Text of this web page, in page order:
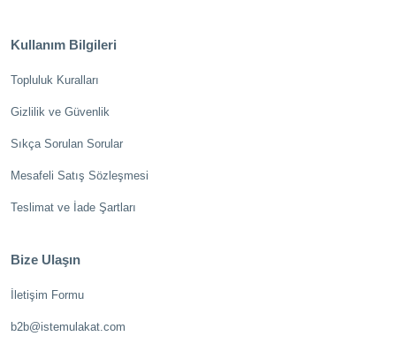
Kullanım Bilgileri
Topluluk Kuralları
Gizlilik ve Güvenlik
Sıkça Sorulan Sorular
Mesafeli Satış Sözleşmesi
Teslimat ve İade Şartları
Bize Ulaşın
İletişim Formu
b2b@istemulakat.com